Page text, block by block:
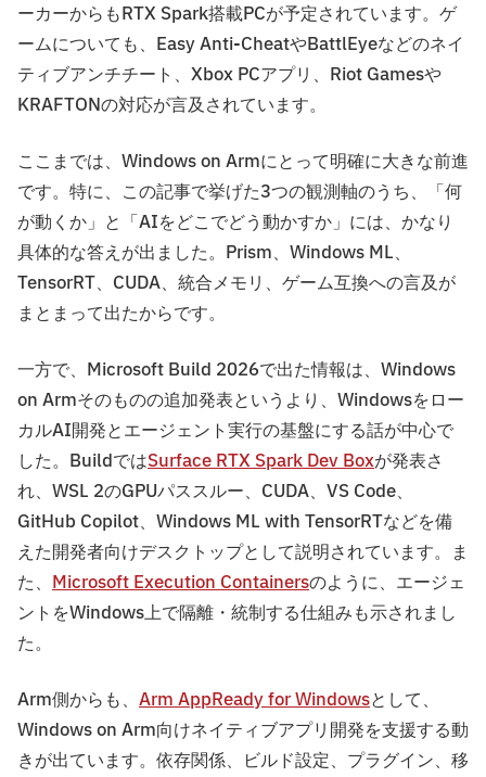
ーカーからもRTX Spark搭載PCが予定されています。ゲ
ームについても、Easy Anti-CheatやBattlEyeなどのネイ
ティブアンチチート、Xbox PCアプリ、Riot Gamesや
KRAFTONの対応が言及されています。
ここまでは、Windows on Armにとって明確に大きな前進
です。特に、この記事で挙げた3つの観測軸のうち、「何
が動くか」と「AIをどこでどう動かすか」には、かなり
具体的な答えが出ました。Prism、Windows ML、
TensorRT、CUDA、統合メモリ、ゲーム互換への言及が
まとまって出たからです。
一方で、Microsoft Build 2026で出た情報は、Windows
on Armそのものの追加発表というより、Windowsをロー
カルAI開発とエージェント実行の基盤にする話が中心で
した。BuildではSurface RTX Spark Dev Boxが発表さ
れ、WSL 2のGPUパススルー、CUDA、VS Code、
GitHub Copilot、Windows ML with TensorRTなどを備
えた開発者向けデスクトップとして説明されています。ま
た、 Microsoft Execution Containersのように、エージェ
ントをWindows上で隔離・統制する仕組みも示されまし
た。
Arm側からも、 Arm AppReady for Windowsとして、
Windows on Arm向けネイティブアプリ開発を支援する動
きが出ています。依存関係、ビルド設定、プラグイン、移